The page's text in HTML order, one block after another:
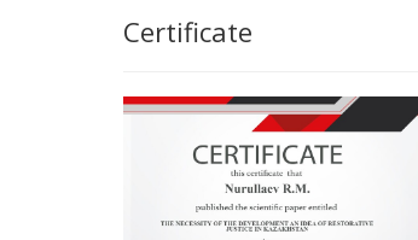
Certificate